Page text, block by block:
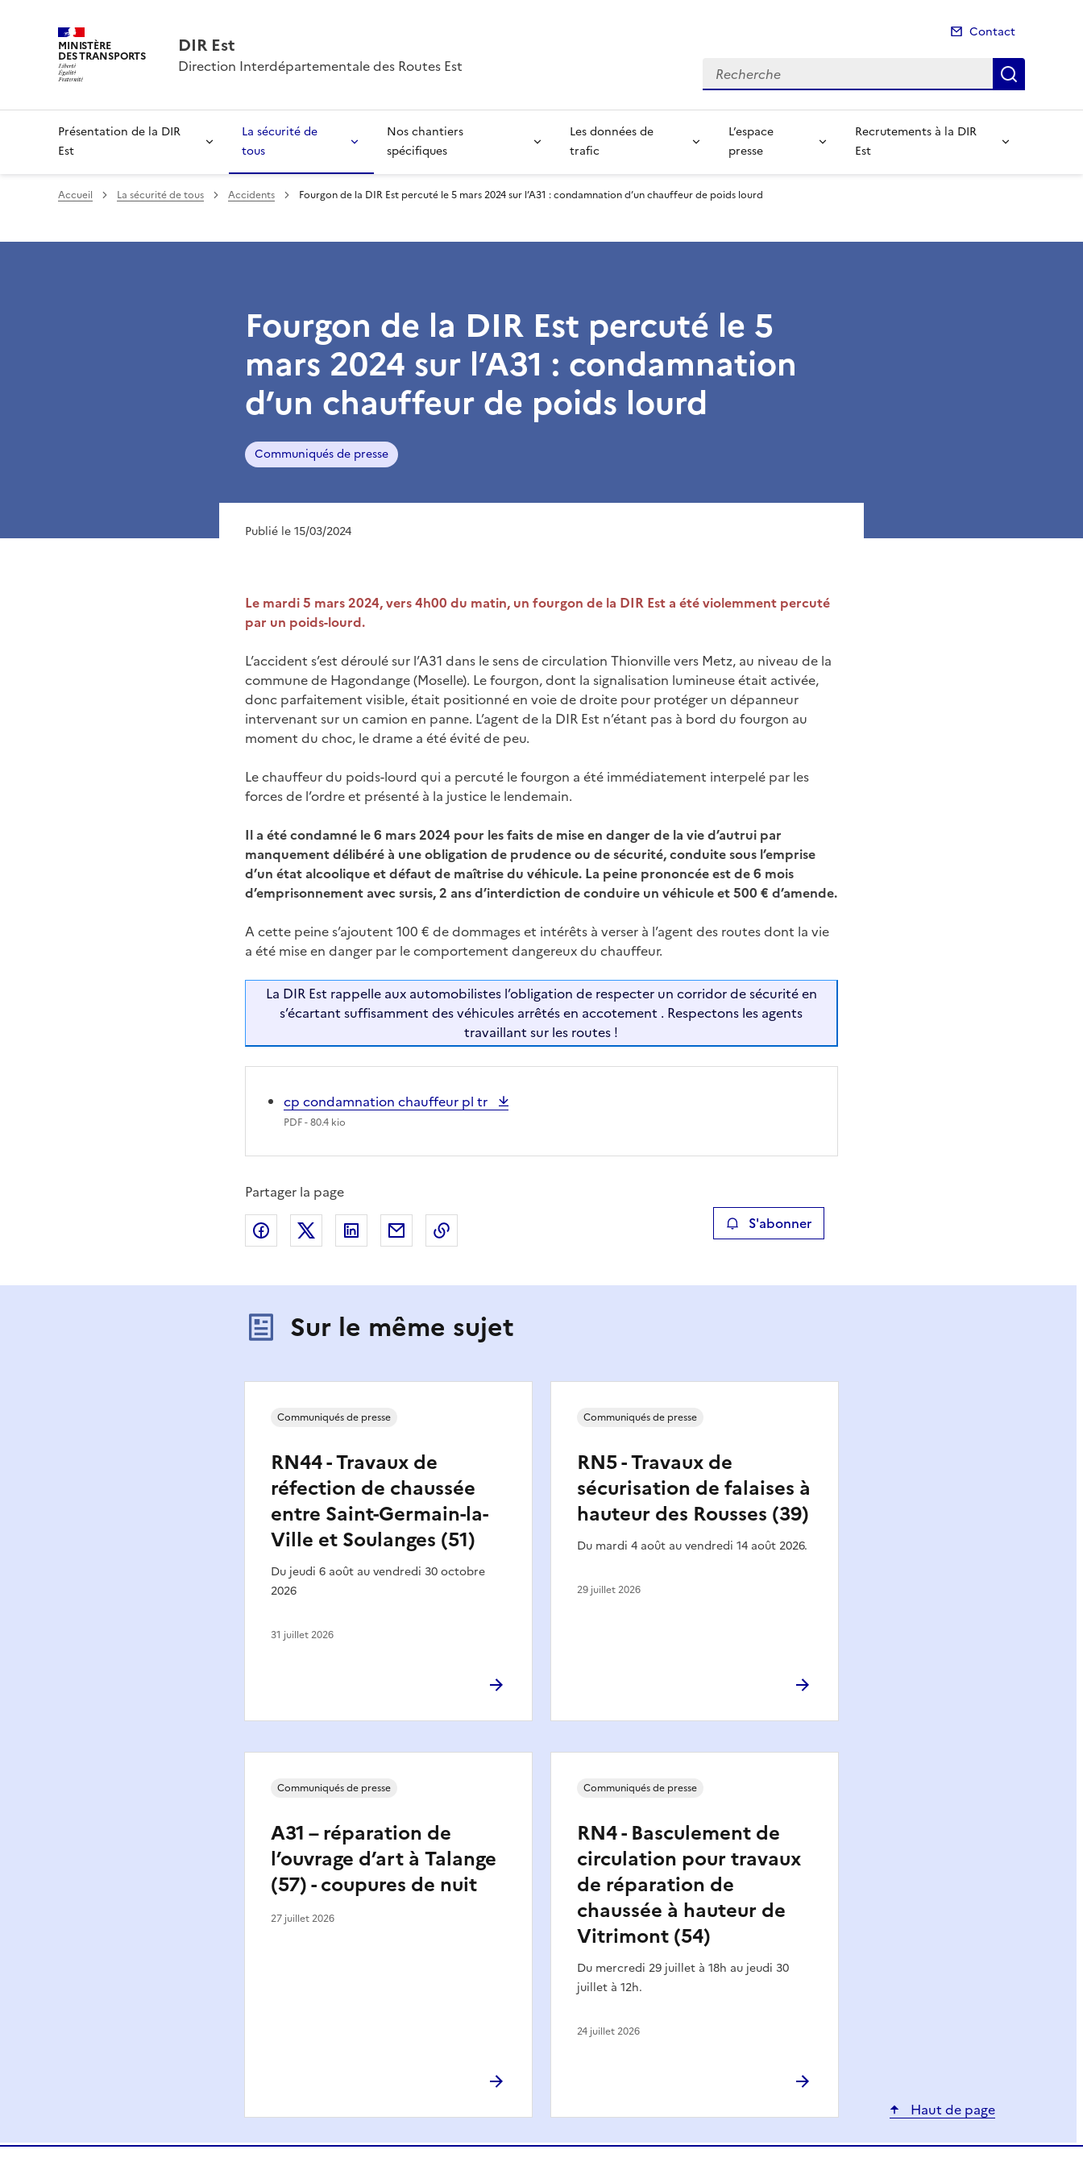
MINISTÈRE
DES TRANSPORTS DIR Est
Direction Interdépartementale des Routes Est
Contact
Recherche
Présentation de la DIR
Est
La sécurité de
tous
Nos chantiers
spécifiques
Les données de
trafic
L’espace
presse
Recrutements à la DIR
Est
Accueil La sécurité de tous Accidents Fourgon de la DIR Est percuté le 5 mars 2024 sur l’A31 : condamnation d’un chauffeur de poids lourd
Fourgon de la DIR Est percuté le 5
mars 2024 sur l’A31 : condamnation
d’un chauffeur de poids lourd
Communiqués de presse
Publié le 15/03/2024
Le mardi 5 mars 2024, vers 4h00 du matin, un fourgon de la DIR Est a été violemment percuté
par un poids-lourd.
L’accident s’est déroulé sur l’A31 dans le sens de circulation Thionville vers Metz, au niveau de la
commune de Hagondange (Moselle). Le fourgon, dont la signalisation lumineuse était activée,
donc parfaitement visible, était positionné en voie de droite pour protéger un dépanneur
intervenant sur un camion en panne. L’agent de la DIR Est n’étant pas à bord du fourgon au
moment du choc, le drame a été évité de peu.
Le chauffeur du poids-lourd qui a percuté le fourgon a été immédiatement interpelé par les
forces de l’ordre et présenté à la justice le lendemain.
Il a été condamné le 6 mars 2024 pour les faits de mise en danger de la vie d’autrui par
manquement délibéré à une obligation de prudence ou de sécurité, conduite sous l’emprise
d’un état alcoolique et défaut de maîtrise du véhicule. La peine prononcée est de 6 mois
d’emprisonnement avec sursis, 2 ans d’interdiction de conduire un véhicule et 500 € d’amende.
A cette peine s’ajoutent 100 € de dommages et intérêts à verser à l’agent des routes dont la vie
a été mise en danger par le comportement dangereux du chauffeur.
La DIR Est rappelle aux automobilistes l’obligation de respecter un corridor de sécurité en
s’écartant suffisamment des véhicules arrêtés en accotement . Respectons les agents
travaillant sur les routes !
cp condamnation chauffeur pl tr
PDF- 80.4 kio
Partager la page
Partager sur Facebook
Partager sur XPartager sur LinkedIn
Partager par emailCopier le lien de la page dans le presse-papier S'abonner
Sur le même sujet
RN44 - Travaux de
réfection de chaussée
entre Saint-Germain-la-
Ville et Soulanges (51)
Du jeudi 6 août au vendredi 30 octobre
2026
Communiqués de presse
31 juillet 2026
RN5 - Travaux de
sécurisation de falaises à
hauteur des Rousses (39)
Du mardi 4 août au vendredi 14 août 2026.
Communiqués de presse
29 juillet 2026
A31 – réparation de
l’ouvrage d’art à Talange
(57) - coupures de nuit
Communiqués de presse
27 juillet 2026
RN4 - Basculement de
circulation pour travaux
de réparation de
chaussée à hauteur de
Vitrimont (54)
Du mercredi 29 juillet à 18h au jeudi 30
juillet à 12h.
Communiqués de presse
24 juillet 2026
Haut de page